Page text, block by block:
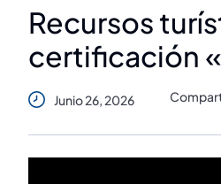
Recursos
certificación
Junio 26, 2026